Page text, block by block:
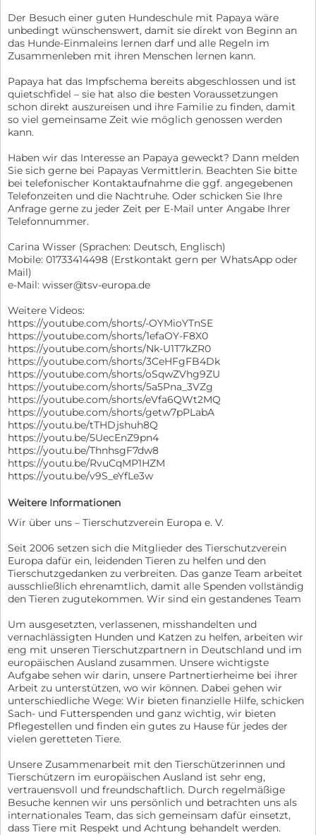
Der Besuch einer guten Hundeschule mit Papaya wäre
unbedingt wünschenswert, damit sie direkt von Beginn an
das Hunde-Einmaleins lernen darf und alle Regeln im
Zusammenleben mit ihren Menschen lernen kann.
Papaya hat das Impfschema bereits abgeschlossen und ist
quietschfidel – sie hat also die besten Voraussetzungen
schon direkt auszureisen und ihre Familie zu finden, damit
so viel gemeinsame Zeit wie möglich genossen werden
kann.
Haben wir das Interesse an Papaya geweckt? Dann melden
Sie sich gerne bei Papayas Vermittlerin. Beachten Sie bitte
bei telefonischer Kontaktaufnahme die ggf. angegebenen
Telefonzeiten und die Nachtruhe. Oder schicken Sie Ihre
Anfrage gerne zu jeder Zeit per E-Mail unter Angabe Ihrer
Telefonnummer.
Carina Wisser (Sprachen: Deutsch, Englisch)
Mobile: 01733414498 (Erstkontakt gern per WhatsApp oder
Mail)
e-Mail: wisser@tsv-europa.de
Weitere Videos:
https://youtube.com/shorts/-OYMioYTnSE
https://youtube.com/shorts/1efaOY-F8X0
https://youtube.com/shorts/Nk-U1T7kZR0
https://youtube.com/shorts/3CeHFgFB4Dk
https://youtube.com/shorts/oSqwZVhg9ZU
https://youtube.com/shorts/5a5Pna_3VZg
https://youtube.com/shorts/eVfa6QWt2MQ
https://youtube.com/shorts/getw7pPLabA
https://youtu.be/tTHDjshuh8Q
https://youtu.be/5UecEnZ9pn4
https://youtu.be/ThnhsgF7dw8
https://youtu.be/RvuCqMP1HZM
https://youtu.be/v9S_eYfLe3w
Weitere Informationen
Wir über uns – Tierschutzverein Europa e. V.
Seit 2006 setzen sich die Mitglieder des Tierschutzverein
Europa dafür ein, leidenden Tieren zu helfen und den
Tierschutzgedanken zu verbreiten. Das ganze Team arbeitet
ausschließlich ehrenamtlich, damit alle Spenden vollständig
den Tieren zugutekommen. Wir sind ein gestandenes Team
Um ausgesetzten, verlassenen, misshandelten und
vernachlässigten Hunden und Katzen zu helfen, arbeiten wir
eng mit unseren Tierschutzpartnern in Deutschland und im
europäischen Ausland zusammen. Unsere wichtigste
Aufgabe sehen wir darin, unsere Partnertierheime bei ihrer
Arbeit zu unterstützen, wo wir können. Dabei gehen wir
unterschiedliche Wege: Wir bieten finanzielle Hilfe, schicken
Sach- und Futterspenden und ganz wichtig, wir bieten
Pflegestellen und finden ein gutes zu Hause für jedes der
vielen geretteten Tiere.
Unsere Zusammenarbeit mit den Tierschützerinnen und
Tierschützern im europäischen Ausland ist sehr eng,
vertrauensvoll und freundschaftlich. Durch regelmäßige
Besuche kennen wir uns persönlich und betrachten uns als
internationales Team, das sich gemeinsam dafür einsetzt,
dass Tiere mit Respekt und Achtung behandelt werden.